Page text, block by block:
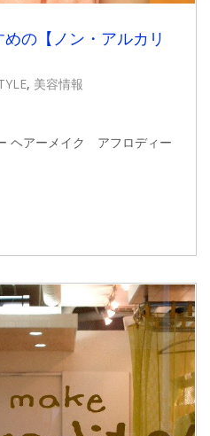
の【ノン・アルカリ
, 美容情報
ヘアーメイク アフロディー